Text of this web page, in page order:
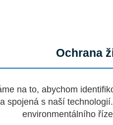
Ochrana
na to, abychom
spojená s naší
environmentálního